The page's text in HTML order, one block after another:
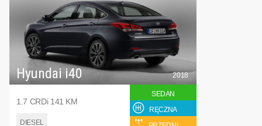
Hyundai i40
1.7 CRDi 141 KM
DIESEL
2018
SEDAN
RĘCZNA